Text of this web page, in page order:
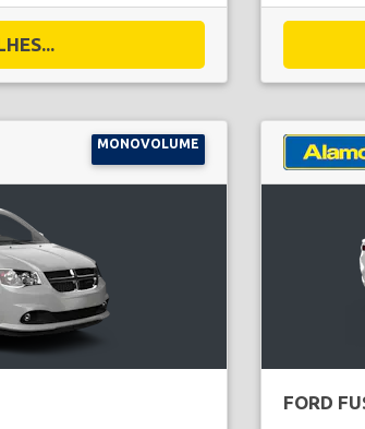
MONOVOLUME
FORD